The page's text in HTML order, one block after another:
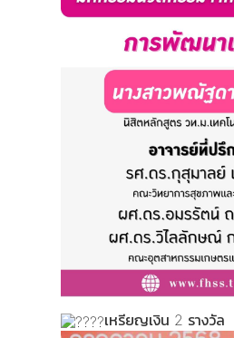
เหรียญเงิน 2 รางวัล